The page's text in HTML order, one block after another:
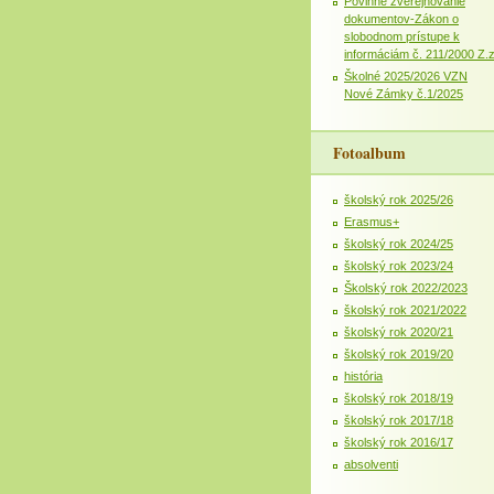
dokumentov-Zákon o
slobodnom prístupe k
informáciám č. 211/2000 Z.z
Školné 2025/2026 VZN
Nové Zámky č.1/2025
Fotoalbum
školský rok 2025/26
Erasmus+
školský rok 2024/25
školský rok 2023/24
Školský rok 2022/2023
školský rok 2021/2022
školský rok 2020/21
školský rok 2019/20
história
školský rok 2018/19
školský rok 2017/18
školský rok 2016/17
absolventi